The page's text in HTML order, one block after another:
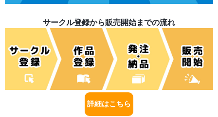
サークル登録から販売開始までの流れ
詳細はこちら